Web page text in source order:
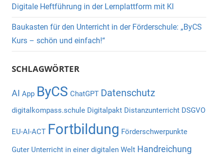
Digitale Heftführung in der Lernplattform mit KI
Baukasten für den Unterricht in der Förderschule: „ByCS
Kurs – schön und einfach!“
SCHLAGWÖRTER
AI App ByCS ChatGPT Datenschutz
digitalkompass.schule Digitalpakt Distanzunterricht DSGVO
EU-AI-ACT Fortbildung Förderschwerpunkte
Guter Unterricht in einer digitalen Welt Handreichung